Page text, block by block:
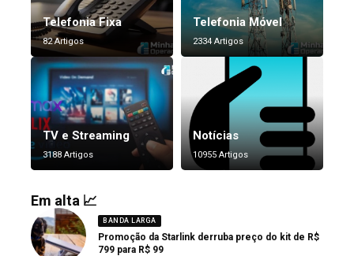
Telefonia Fixa
82 Artigos
Telefonia Móvel
2334 Artigos
TV e Streaming
3188 Artigos
Notícias
10955 Artigos
Em alta 📈
BANDA LARGA
Promoção da Starlink derruba preço do kit de R$
799 para R$ 99